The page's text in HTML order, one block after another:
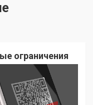
ограничения